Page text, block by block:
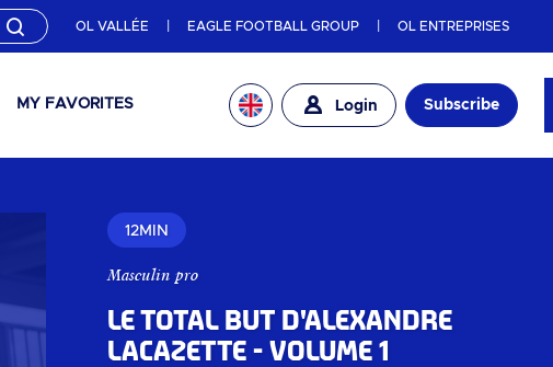
OL VALLÉE EAGLE FOOTBALL GROUP OL ENTREPRISES
MY FAVORITES Login Subscribe
12MIN
Le total but d'Alexandre
Lacazette - Volume 1
Masculin pro